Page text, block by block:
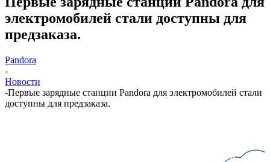
электромобилей стали доступны для
предзаказа.
Pandora
-
Новости
-Первые зарядные станции Pandora для электромобилей стали
доступны для предзаказа.